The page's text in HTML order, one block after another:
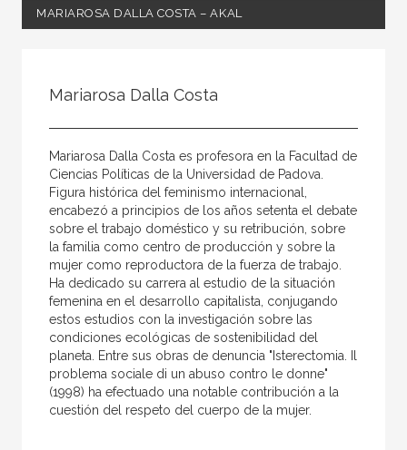
MARIAROSA DALLA COSTA – AKAL
Coordinador
Editor
Editora
Escritor
Escritora
Ilustrador
Prologuista
Traductor
Traductora
Mariarosa Dalla Costa
Mariarosa Dalla Costa es profesora en la Facultad de
Ciencias Políticas de la Universidad de Padova.
Figura histórica del feminismo internacional,
encabezó a principios de los años setenta el debate
sobre el trabajo doméstico y su retribución, sobre
la familia como centro de producción y sobre la
mujer como reproductora de la fuerza de trabajo.
Ha dedicado su carrera al estudio de la situación
femenina en el desarrollo capitalista, conjugando
estos estudios con la investigación sobre las
condiciones ecológicas de sostenibilidad del
planeta. Entre sus obras de denuncia "Isterectomia. Il
problema sociale di un abuso contro le donne"
(1998) ha efectuado una notable contribución a la
cuestión del respeto del cuerpo de la mujer.